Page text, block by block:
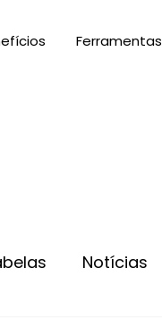
Ferramentas
Notícias